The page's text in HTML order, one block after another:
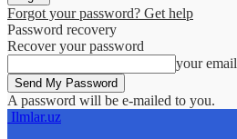
Forgot your password? Get help
Password recovery
Recover your password
your email
A password will be e-mailed to you.
Ilmlar.uz